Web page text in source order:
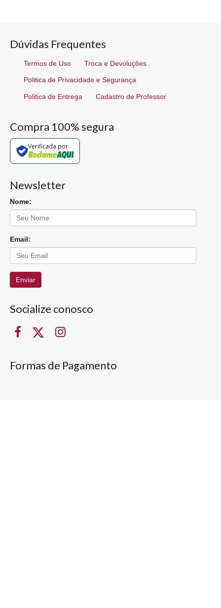
Dúvidas Frequentes
Termos de Uso Troca e Devoluções
Politica de Privacidade e Segurança
Politica de Entrega Cadastro de Professor
Compra 100% segura
Verificada por
Newsletter
Nome:
Email:
Enviar
Socialize conosco
Formas de Pagamento